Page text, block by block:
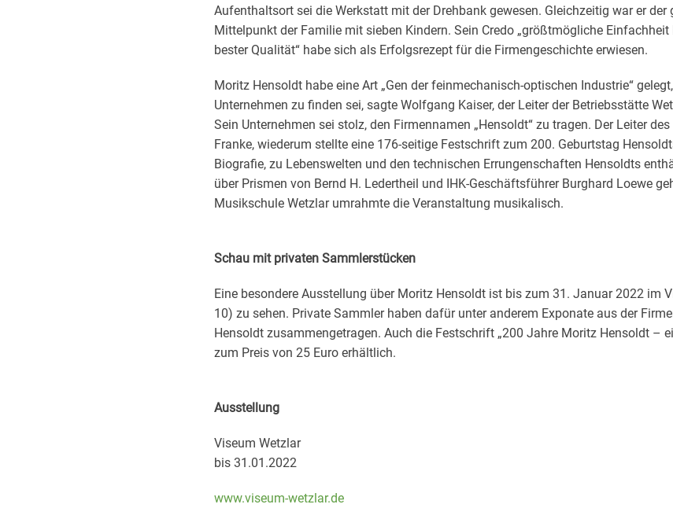
Aufenthaltsort sei die Werkstatt mit der Drehbank gewesen. Gleichzeitig war er der
Mittelpunkt der Familie mit sieben Kindern. Sein Credo „größtmögliche
bester Qualität“ habe sich als Erfolgsrezept für die Firmengeschichte erwiesen.
Moritz Hensoldt habe eine Art „Gen der feinmechanisch-optischen Industrie“
Unternehmen zu finden sei, sagte Wolfgang Kaiser, der Leiter der Betriebsstätte
Sein Unternehmen sei stolz, den Firmennamen „Hensoldt“ zu tragen. Der Leiter
Franke, wiederum stellte eine 176-seitige Festschrift zum 200. Geburtstag
Biografie, zu Lebenswelten und den technischen Errungenschaften Hensoldts
über Prismen von Bernd H. Ledertheil und IHK-Geschäftsführer Burghard Loewe
Musikschule Wetzlar umrahmte die Veranstaltung musikalisch.
Schau mit privaten Sammlerstücken
Eine besondere Ausstellung über Moritz Hensoldt ist bis zum 31. Januar 2022 im
10) zu sehen. Private Sammler haben dafür unter anderem Exponate aus der
Hensoldt zusammengetragen. Auch die Festschrift „200 Jahre Moritz Hensoldt –
zum Preis von 25 Euro erhältlich.
Ausstellung
Viseum Wetzlar
bis 31.01.2022
www.viseum-wetzlar.de